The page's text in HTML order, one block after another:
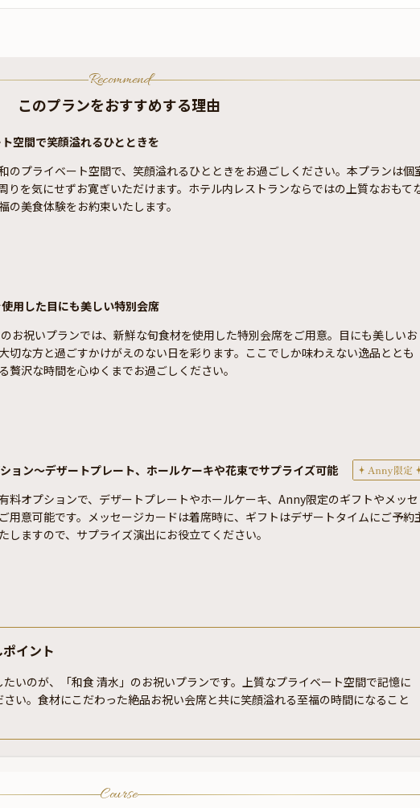
Recommend
このプランをおすすめする理由
空間で笑顔溢れるひとときを
のプライベート空間で、笑顔溢れるひとときをお過ごしください。本プランは個
りを気にせずお寛ぎいただけます。ホテル内レストランならではの上質なおもて
の美食体験をお約束いたします。
用した目にも美しい特別会席
のお祝いプランでは、新鮮な旬食材を使用した特別会席をご用意。目にも美しいお
切な方と過ごすかけがえのない日を彩ります。ここでしか味わえない逸品ととも
贅沢な時間を心ゆくまでお過ごしください。
ョン〜デザートプレート、ホールケーキや花束でサプライズ可能
料オプションで、デザートプレートやホールケーキ、Anny限定のギフトやメッセ
用意可能です。メッセージカードは着席時に、ギフトはデザートタイムにご予約
しますので、サプライズ演出にお役立てください。
イント
いのが、「和食 清水」のお祝いプランです。上質なプライベート空間で記憶に
い。食材にこだわった絶品お祝い会席と共に笑顔溢れる至福の時間になること
Course